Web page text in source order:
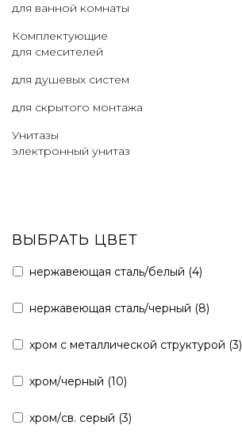
для ванной комнаты
Комплектующие
для смесителей
для душевых систем
для скрытого монтажа
Унитазы
электронный унитаз
ВЫБРАТЬ ЦВЕТ
нержавеющая сталь/белый (4)
нержавеющая сталь/черный (8)
хром с металлической структурой (3)
хром/черный (10)
хром/св. серый (3)